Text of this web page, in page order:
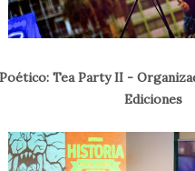
Tea Party II -
Ediciones